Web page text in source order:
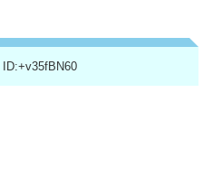
ID:+v35fBN60